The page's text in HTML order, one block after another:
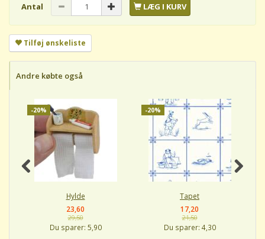
Antal LÆG I KURV
Tilføj ønskeliste
Andre købte også
-20%
Hylde
23,60
29,50
Du sparer: 5,90
-20%
Tapet
17,20
21,50
Du sparer: 4,30